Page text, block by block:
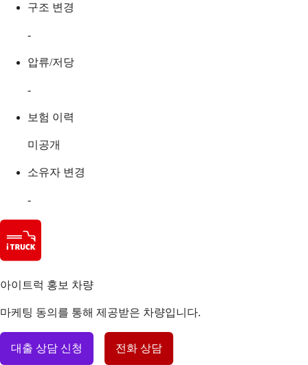
구조 변경
-
압류/저당
-
보험 이력
미공개
소유자 변경
-
아이트럭 홍보 차량
마케팅 동의를 통해 제공받은 차량입니다.
대출 상담 신청 전화 상담